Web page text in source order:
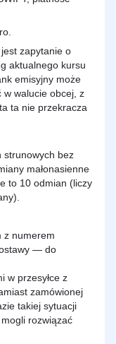
zapytanie o
aktualnego kursu
emisyjny może
w walucie obcej, z
ta nie przekracza
strunowych bez
małonasienne
to 10 odmian (liczy
z numerem
— do
w przesyłce z
zamówionej
takiej sytuacji
rozwiązać